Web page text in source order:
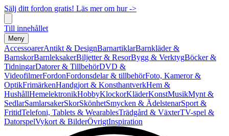
Sälj ditt fordon gratis! Läs mer om hur ->
Till innehållet
Meny
AccessoarerAntikt & DesignBarnartiklarBarnkläder &
BarnskorBarnleksakerBiljetter & ResorBygg & VerktygBöcker &
TidningarDatorer & TillbehörDVD &
VideofilmerFordonFordonsdelar & tillbehörFoto, Kameror &
OptikFrimärkenHandgjort & KonsthantverkHem &
HushållHemelektronikHobbyKlockorKläderKonstMusikMynt &
SedlarSamlarsakerSkorSkönhetSmycken & ÄdelstenarSport &
FritidTelefoni, Tablets & WearablesTrädgård & VäxterTV-spel &
DatorspelVykort & BilderÖvrigtInspiration